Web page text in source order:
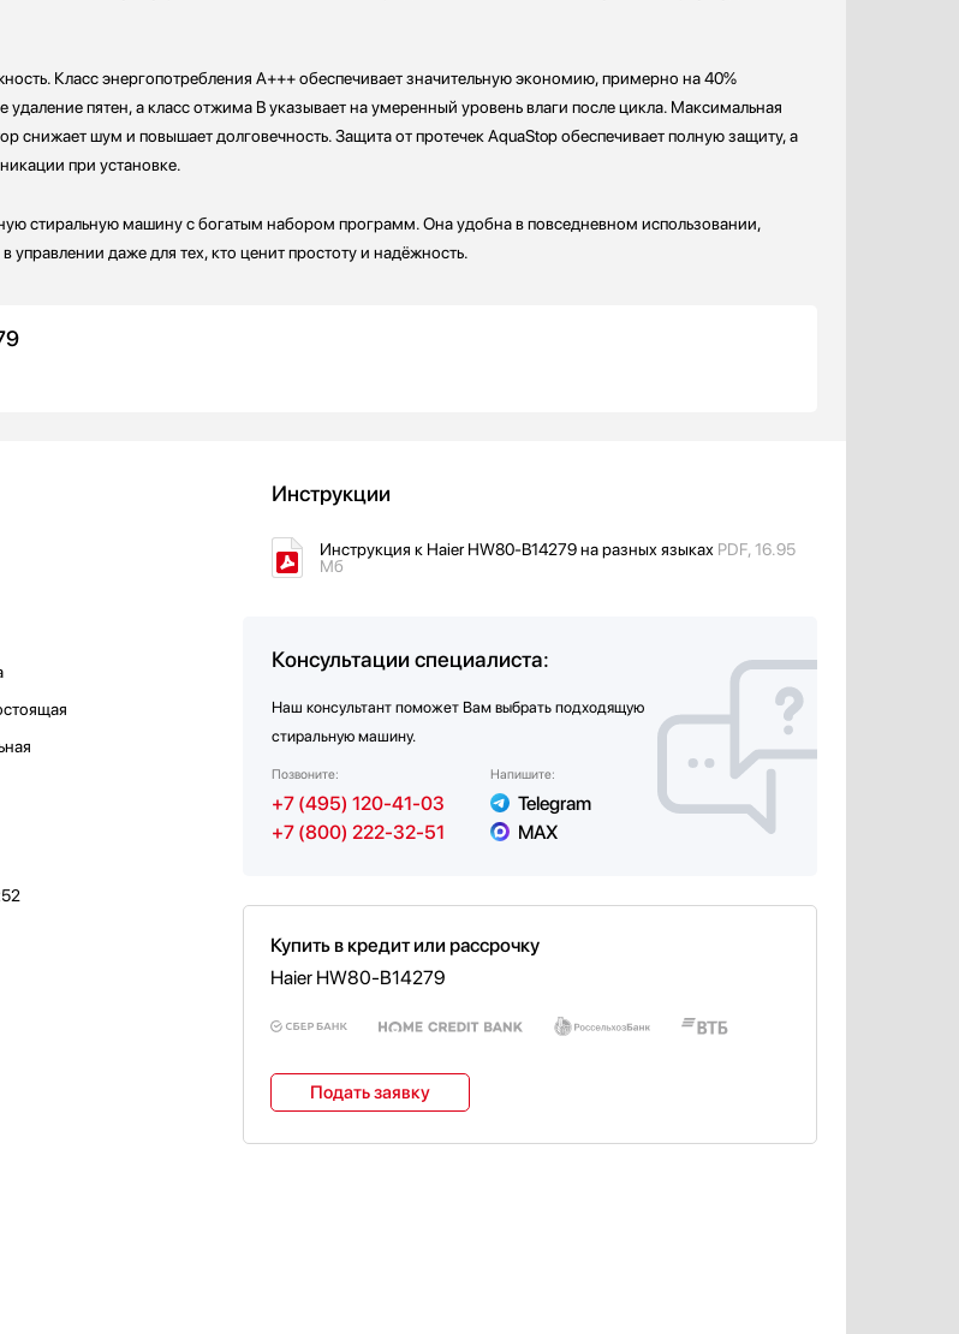
Класс энергопотребления A+++ обеспечивает значительную экономию, примерно на 40%
удаление пятен, а класс отжима B указывает на умеренный уровень влаги после цикла. Максимальная
снижает шум и повышает долговечность. Защита от протечек AquaStop обеспечивает полную защиту, а
при установке.
стиральную машину с богатым набором программ. Она удобна в повседневном использовании,
даже для тех, кто ценит простоту и надёжность.
Инструкции
Инструкция к Haier HW80-B14279 на разных языках PDF, 16.95
Мб
Консультации специалиста:
Наш консультант поможет Вам выбрать подходящую
стиральную машину.
Позвоните:
+7 (495) 120-41-03
+7 (800) 222-32-51
Напишите:
Telegram
MAX
Купить в кредит или рассрочку
Haier HW80-B14279
Подать заявку